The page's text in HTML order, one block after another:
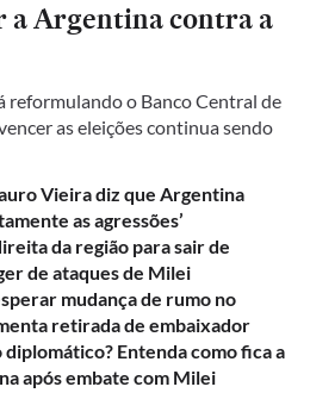
a Argentina contra a
reformulando o Banco Central de
as eleições continua sendo
Vieira diz que Argentina
as agressões’
da região para sair de
de ataques de Milei
mudança de rumo no
retirada de embaixador
Entenda como fica a
após embate com Milei